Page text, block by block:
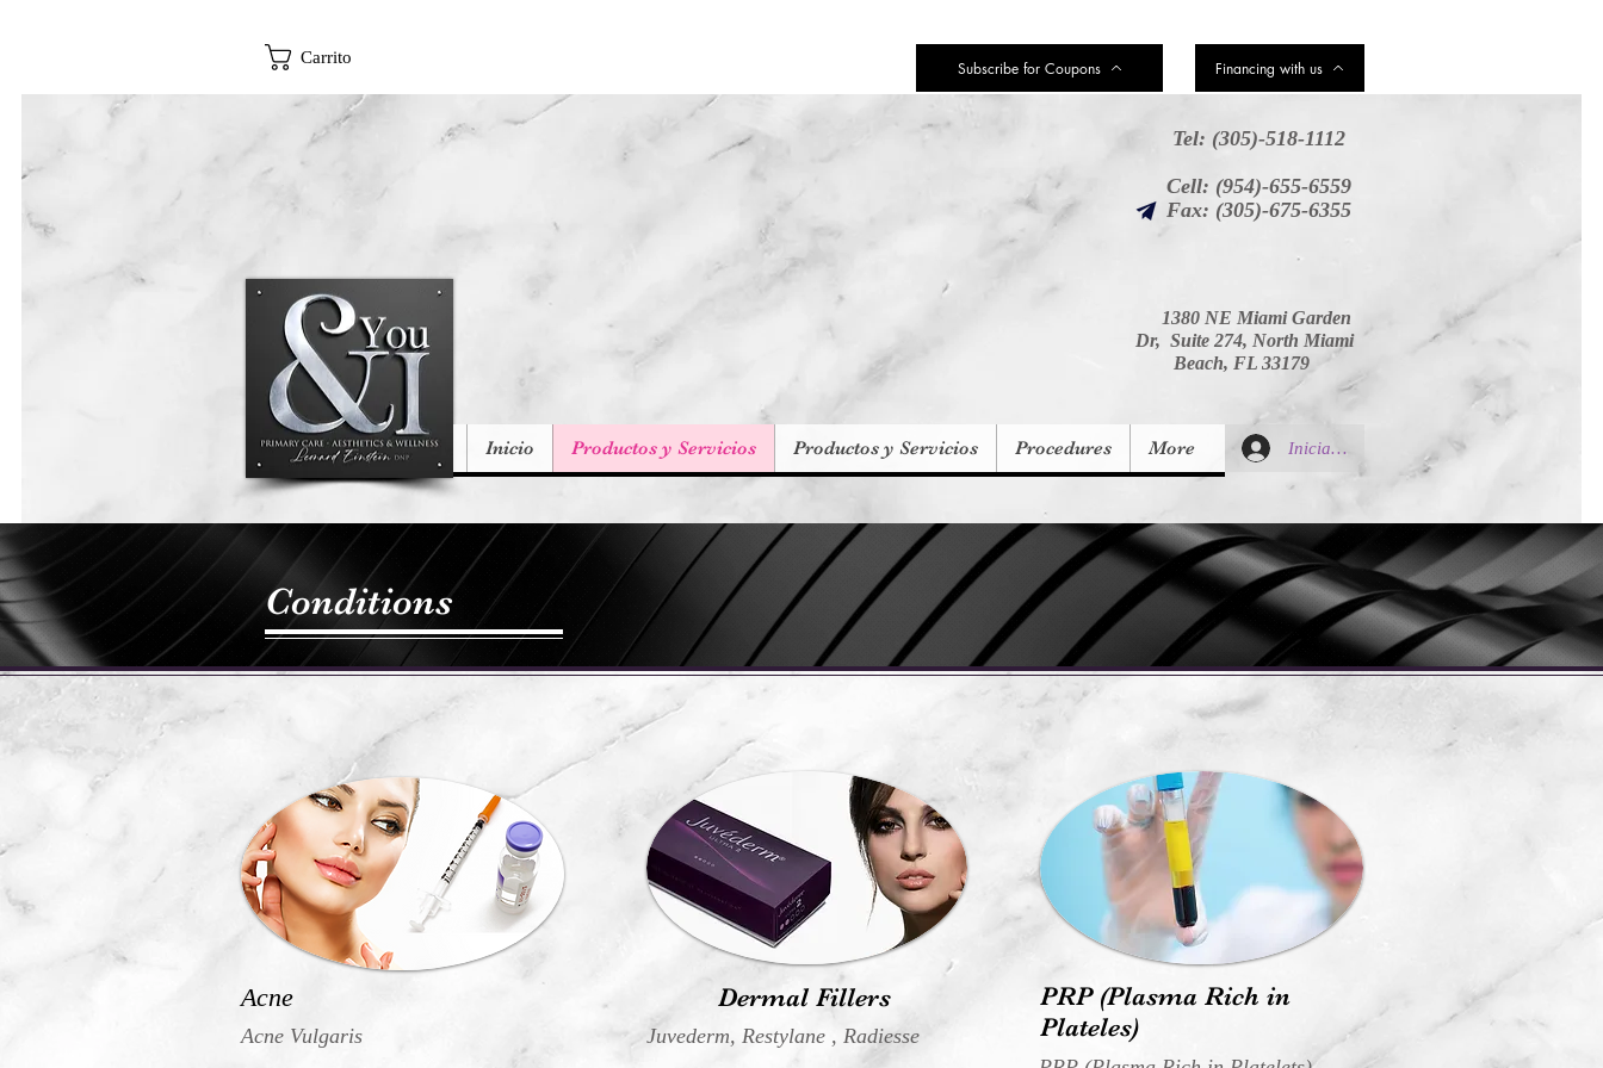
Carrito
Subscribe for Coupons Financing with us
Tel: (305)-518-1112
Cell: (954)-655-6559
1380 NE Miami Garden
Dr, Suite 274, North Miami
Beach, FL 33179
Inicio Productos y Servicios Productos y Servicios Procedures More Iniciar sesión
Fax: (305)-675-6355
Conditions
Acne
Acne Vulgaris
Dermal Fillers
Juvederm, Restylane , Radiesse
PRP (Plasma Rich in
Plateles)